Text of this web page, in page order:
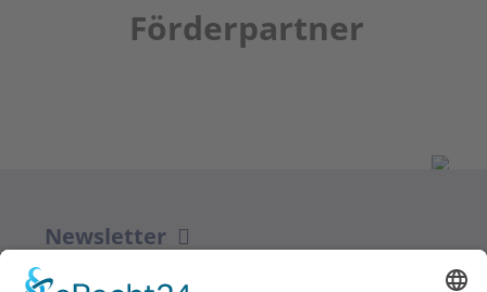
Förderpartner
Newsletter